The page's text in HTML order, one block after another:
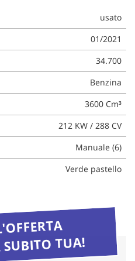
usato
01/2021
34.700
Benzina
3600 Cm³
212 KW / 288 CV
Manuale (6)
Verde pastello
SUBITO TUA!